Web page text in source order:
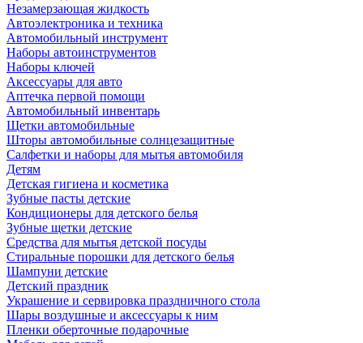
Незамерзающая жидкость
Автоэлектроника и техника
Автомобильный инструмент
Наборы автоинструментов
Наборы ключей
Аксессуары для авто
Аптечка первой помощи
Автомобильный инвентарь
Щетки автомобильные
Шторы автомобильные солнцезащитные
Салфетки и наборы для мытья автомобиля
Детям
Детская гигиена и косметика
Зубные пасты детские
Кондиционеры для детского белья
Зубные щетки детские
Средства для мытья детской посуды
Стиральные порошки для детского белья
Шампуни детские
Детский праздник
Украшение и сервировка праздничного стола
Шары воздушные и аксессуары к ним
Пленки оберточные подарочные